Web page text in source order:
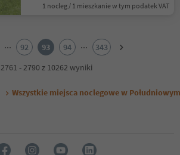
1 nocleg / 1 mieszkanie w tym podatek VAT
... 92 93 94 ...
343
2761 - 2790 z 10262 wyniki
Wszystkie miejsca noclegowe w